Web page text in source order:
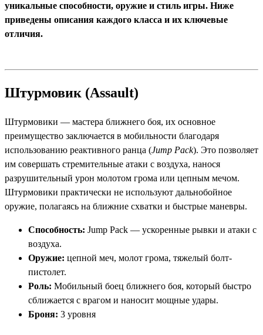
уникальные способности, оружие и стиль игры. Ниже
приведены описания каждого класса и их ключевые
отличия.
Штурмовик (Assault)
Штурмовики — мастера ближнего боя, их основное
преимущество заключается в мобильности благодаря
использованию реактивного ранца (Jump Pack). Это позволяет
им совершать стремительные атаки с воздуха, нанося
разрушительный урон молотом грома или цепным мечом.
Штурмовики практически не используют дальнобойное
оружие, полагаясь на ближние схватки и быстрые маневры.
Способность: Jump Pack — ускоренные рывки и атаки с
воздуха.
Оружие: цепной меч, молот грома, тяжелый болт-
пистолет.
Роль: Мобильный боец ближнего боя, который быстро
сближается с врагом и наносит мощные удары.
Броня: 3 уровня​